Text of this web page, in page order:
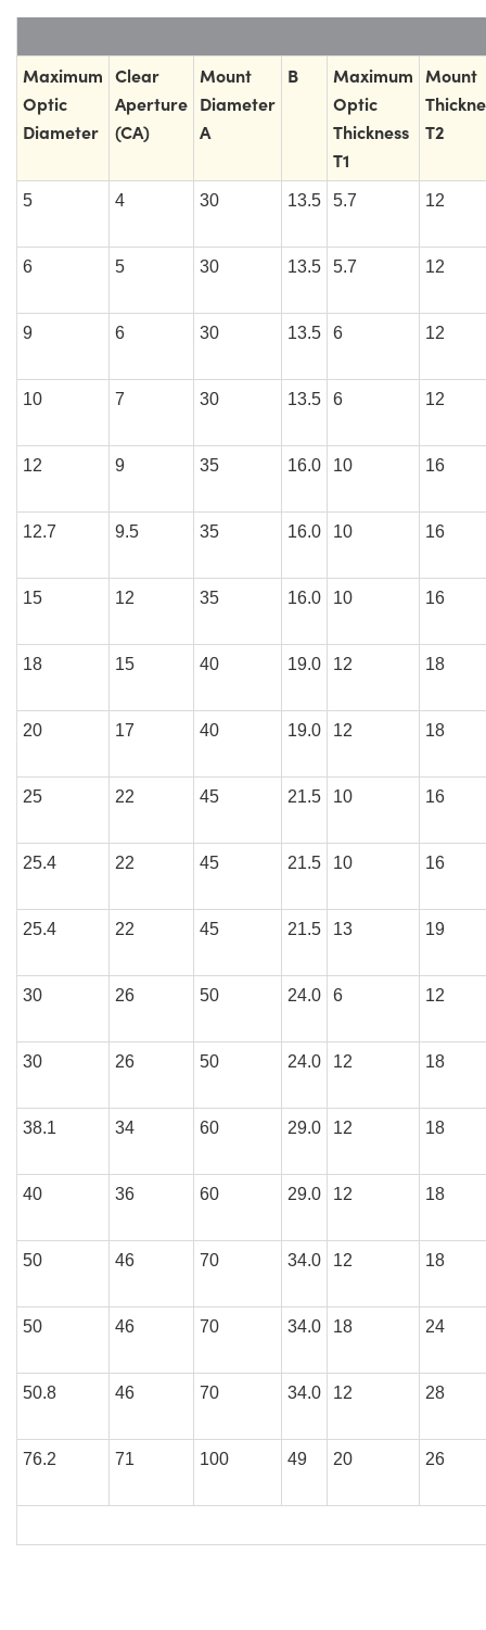
Maximum
Optic
Diameter
Clear
Aperture
(CA)
Mount
Diameter
A
B
Maximum
Optic
Thickness
T1
Mount
T2
5 4 30 13.5 5.7 12
6 5 30 13.5 5.7 12
9 6 30 13.5 6 12
10 7 30 13.5 6 12
12 9 35 16.0 10 16
12.7 9.5 35 16.0 10 16
15 12 35 16.0 10 16
18 15 40 19.0 12 18
20 17 40 19.0 12 18
25 22 45 21.5 10 16
25.4 22 45 21.5 10 16
25.4 22 45 21.5 13 19
30 26 50 24.0 6 12
30 26 50 24.0 12 18
38.1 34 60 29.0 12 18
40 36 60 29.0 12 18
50 46 70 34.0 12 18
50 46 70 34.0 18 24
50.8 46 70 34.0 12 28
76.2 71 100 49 20 26